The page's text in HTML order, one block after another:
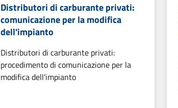
Distributori di carburante privati:
comunicazione per la modifica
dell'impianto
Distributori di carburante privati:
procedimento di comunicazione per la
modifica dell'impianto